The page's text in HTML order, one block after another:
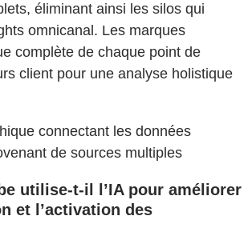
éliminant ainsi les silos qui
omnicanal. Les marques
complète de chaque point de
client pour une analyse holistique
connectant les données
de sources multiples
utilise-t-il l’IA pour améliorer
et l’activation des